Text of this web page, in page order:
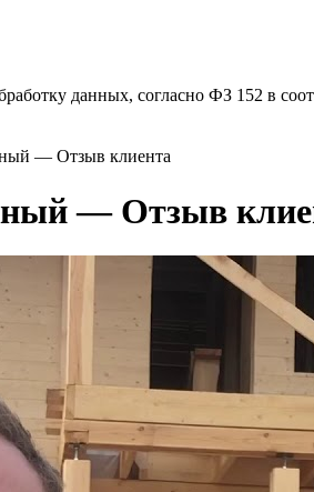
данных, согласно ФЗ 152 в
— Отзыв клиента
— Отзыв